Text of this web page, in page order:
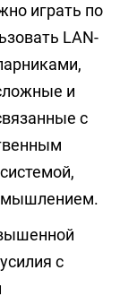
играть по
LAN-
и
с
мышлением.
с